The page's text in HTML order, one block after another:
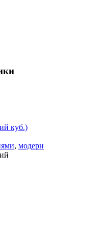
куб.)
, модерн